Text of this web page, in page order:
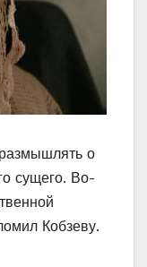
о
сущего. Во-
Кобзеву.